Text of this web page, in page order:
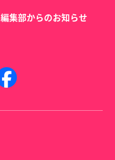
編集部からのお知らせ